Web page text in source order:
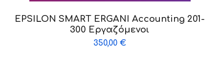
EPSILON SMART ERGANI Accounting 201-
300 Εργαζόμενοι
350,00 €